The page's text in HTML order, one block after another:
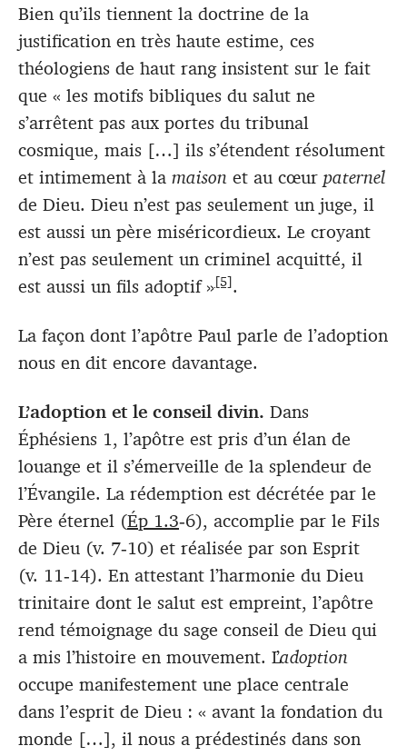
Bien qu’ils tiennent la doctrine de la
justification en très haute estime, ces
théologiens de haut rang insistent sur le fait
que « les motifs bibliques du salut ne
s’arrêtent pas aux portes du tribunal
cosmique, mais […] ils s’étendent résolument
et intimement à la maison et au cœur paternel
de Dieu. Dieu n’est pas seulement un juge, il
est aussi un père miséricordieux. Le croyant
n’est pas seulement un criminel acquitté, il
est aussi un fils adoptif »[5].
La façon dont l’apôtre Paul parle de l’adoption
nous en dit encore davantage.
L’adoption et le conseil divin. Dans
Éphésiens 1, l’apôtre est pris d’un élan de
louange et il s’émerveille de la splendeur de
l’Évangile. La rédemption est décrétée par le
Père éternel (Ép 1.3‑6), accomplie par le Fils
de Dieu (v. 7‑10) et réalisée par son Esprit
(v. 11‑14). En attestant l’harmonie du Dieu
trinitaire dont le salut est empreint, l’apôtre
rend témoignage du sage conseil de Dieu qui
a mis l’histoire en mouvement. L’adoption
occupe manifestement une place centrale
dans l’esprit de Dieu : « avant la fondation du
monde […], il nous a prédestinés dans son